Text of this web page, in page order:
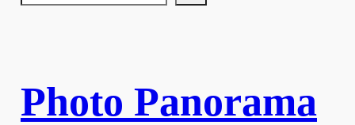
r
c
Photo Panorama